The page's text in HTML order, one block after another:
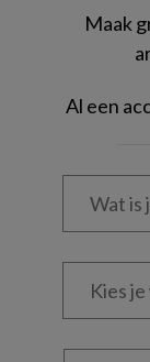
Maak
Al een
Wat
Kies
Kies